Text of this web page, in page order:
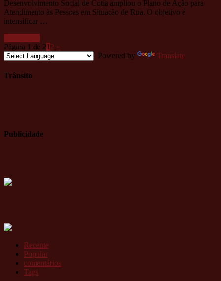
Desenvolvimento Social de Cotia ampliou o Plano de Ação para
Atendimento às Pessoas em Situação de Rua. O objetivo é
intensificar …
Página 1 de 21 2 »
Powered by
Translate
Trânsito
Publicidade
Recente
Popular
comentários
Tags